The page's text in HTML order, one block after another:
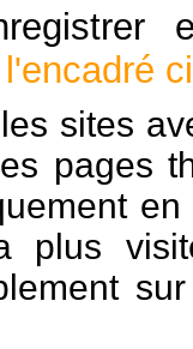
sites
pages
plus